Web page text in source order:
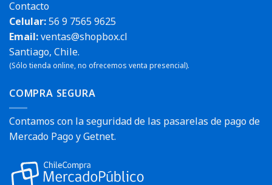
Contacto
Celular:56 9 7565 9625
Email:ventas@shopbox.cl
Santiago, Chile.
(Sólo tienda online, no ofrecemos venta presencial).
COMPRA SEGURA
Contamos con la seguridad de las pasarelas de pago de
Mercado Pago y Getnet.